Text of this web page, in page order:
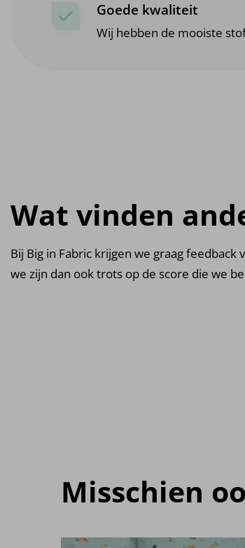
Goede kwaliteit
Wij hebben de mooiste
Wat vinden
Bij Big in Fabric krijgen we graag feedback
we zijn dan ook trots op de score die we
Misschien